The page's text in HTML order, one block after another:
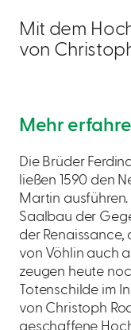
Mit dem
von
Mehr
Die Brüder
ließen 1590 den
Martin
Saalbau der
der Renaissance,
von Vöhlin auch
zeugen heute
Totenschilde im
von Christoph
geschaffene